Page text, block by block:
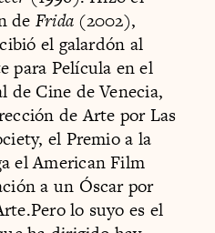
de Frida (2002),
el galardón al
para Película en el
de Cine de Venecia,
de Arte por Las
el Premio a la
el American Film
a un Óscar por
lo suyo es el